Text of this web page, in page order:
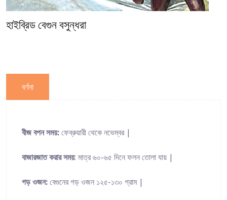
হাইব্রিড বেগুন বসুন্ধরা
বর্ণনা
বীজ বপন সময়: ফেব্রুয়ারী থেকে নভেম্বর|
বাজারজাত করার সময়: মাত্র ৬০-৬৫ দিনে ফলন তোলা যায় |
গড় ওজন: বেগুনের গড় ওজন ১২৫-১৩০ গ্রাম|